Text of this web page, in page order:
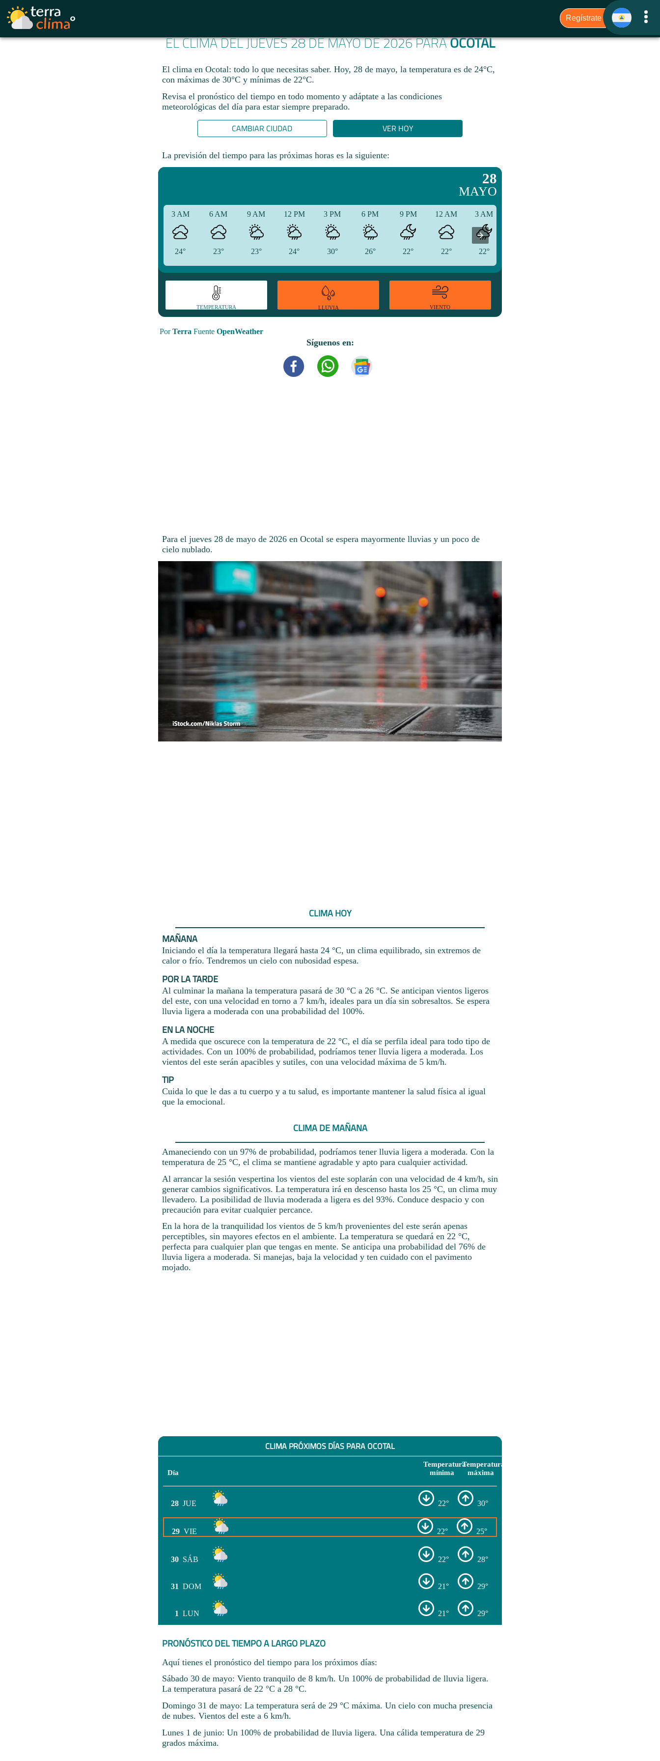
EL CLIMA DEL JUEVES 28 DE MAYO DE 2026 PARAOCOTAL
El clima en Ocotal: todo lo que necesitas saber. Hoy, 28 de mayo, la temperatura es de 24°C,
con máximas de 30°C y mínimas de 22°C.
Revisa el pronóstico del tiempo en todo momento y adáptate a las condiciones
meteorológicas del día para estar siempre preparado.​
CAMBIAR CIUDAD VER HOY
La previsión del tiempo para las próximas horas es la siguiente:
28
MAYO
3 AM
24°
6 AM
23°
9 AM
23°
12 PM
24°
3 PM
30°
6 PM
26°
9 PM
22°
12 AM
22°
3 AM
22°
TEMPERATURA LLUVIA VIENTO
PorTerra Fuente OpenWeather
Síguenos en:
Para el jueves 28 de mayo de 2026 en Ocotal se espera mayormente lluvias y un poco de
cielo nublado.
CLIMA HOY
MAÑANA
Iniciando el día la temperatura llegará hasta 24 °C, un clima equilibrado, sin extremos de
calor o frío. Tendremos un cielo con nubosidad espesa.
POR LA TARDE
Al culminar la mañana la temperatura pasará de 30 °C a 26 °C. Se anticipan vientos ligeros
del este, con una velocidad en torno a 7 km/h, ideales para un día sin sobresaltos. Se espera
lluvia ligera a moderada con una probabilidad del 100%.
EN LA NOCHE
A medida que oscurece con la temperatura de 22 °C, el día se perfila ideal para todo tipo de
actividades. Con un 100% de probabilidad, podríamos tener lluvia ligera a moderada. Los
vientos del este serán apacibles y sutiles, con una velocidad máxima de 5 km/h.
TIP
Cuida lo que le das a tu cuerpo y a tu salud, es importante mantener la salud física al igual
que la emocional.
CLIMA DE MAÑANA
Amaneciendo con un 97% de probabilidad, podríamos tener lluvia ligera a moderada. Con la
temperatura de 25 °C, el clima se mantiene agradable y apto para cualquier actividad.
Al arrancar la sesión vespertina los vientos del este soplarán con una velocidad de 4 km/h, sin
generar cambios significativos. La temperatura irá en descenso hasta los 25 °C, un clima muy
llevadero. La posibilidad de lluvia moderada a ligera es del 93%. Conduce despacio y con
precaución para evitar cualquier percance.
En la hora de la tranquilidad los vientos de 5 km/h provenientes del este serán apenas
perceptibles, sin mayores efectos en el ambiente. La temperatura se quedará en 22 °C,
perfecta para cualquier plan que tengas en mente. Se anticipa una probabilidad del 76% de
lluvia ligera a moderada. Si manejas, baja la velocidad y ten cuidado con el pavimento
mojado.
CLIMA PRÓXIMOS DÍAS PARA OCOTAL
Día
Temperatura
mínima
Temperatura
máxima
28 JUE 22° 30°
29 VIE 22° 25°
30 SÁB 22° 28°
31 DOM 21° 29°
1 LUN 21° 29°
PRONÓSTICO DEL TIEMPO A LARGO PLAZO
Aquí tienes el pronóstico del tiempo para los próximos días:
Sábado 30 de mayo: Viento tranquilo de 8 km/h. Un 100% de probabilidad de lluvia ligera.
La temperatura pasará de 22 °C a 28 °C.
Domingo 31 de mayo: La temperatura será de 29 °C máxima. Un cielo con mucha presencia
de nubes. Vientos del este a 6 km/h.
Lunes 1 de junio: Un 100% de probabilidad de lluvia ligera. Una cálida temperatura de 29
grados máxima.